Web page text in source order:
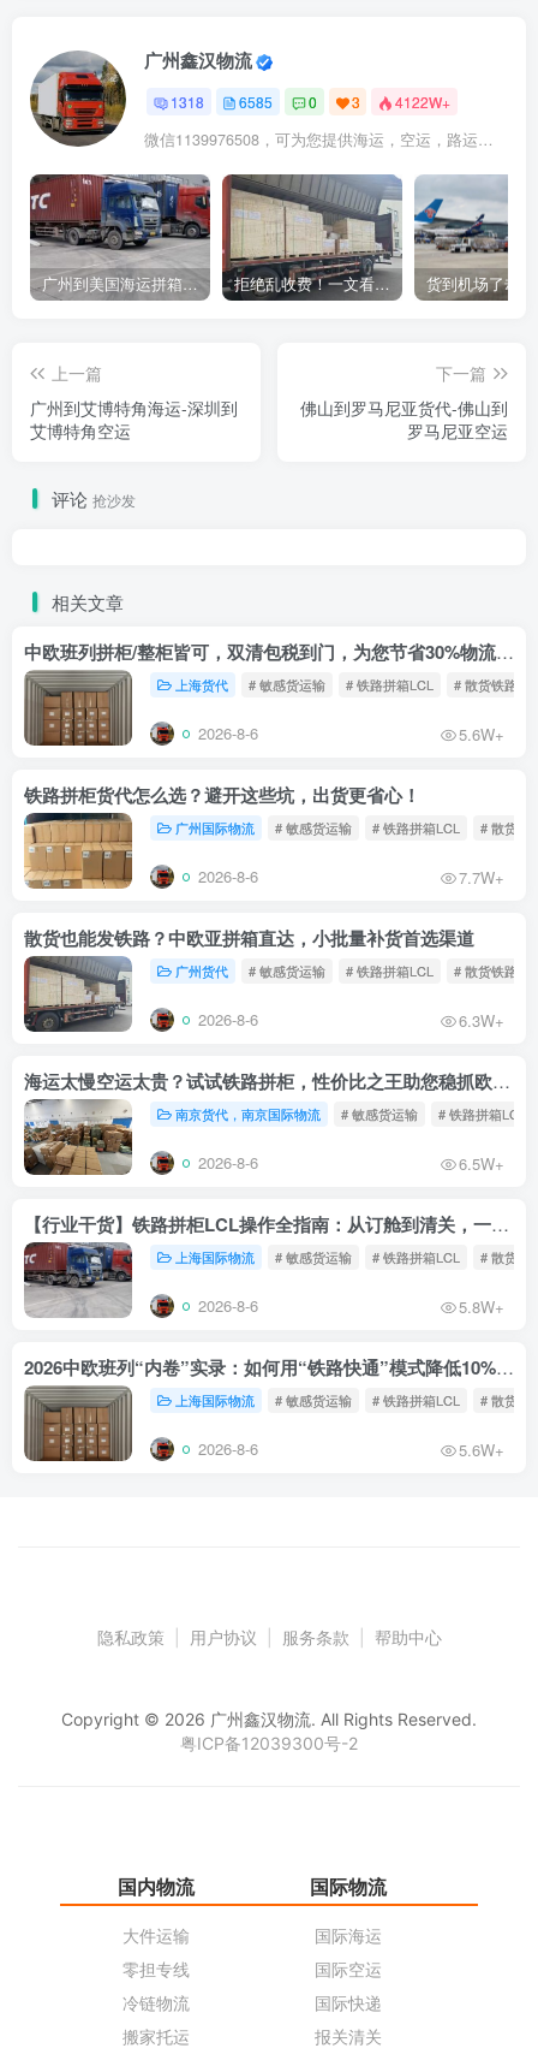
广州鑫汉物流
1318 6585 0 3 4122W+
微信1139976508，可为您提供海运，空运，路运，铁路运输
广州到美国海运拼箱多少钱？2024年最新运费构成+隐藏费用避坑指南 拒绝乱收费！一文看懂中国货代计费套路，教你避开所有隐形坑
上一篇
广州到艾博特角海运-深圳到
艾博特角空运
下一篇
佛山到罗马尼亚货代-佛山到
罗马尼亚空运
评论 抢沙发
相关文章
中欧班列拼柜/整柜皆可，双清包税到门，为您节省30%物流成本！
上海货代 # 敏感货运输 # 铁路拼箱LCL # 散货铁路
2026-8-6 5.6W+
铁路拼柜货代怎么选？避开这些坑，出货更省心！
广州国际物流 # 敏感货运输 # 铁路拼箱LCL # 散货铁
2026-8-6 7.7W+
散货也能发铁路？中欧亚拼箱直达，小批量补货首选渠道
广州货代 # 敏感货运输 # 铁路拼箱LCL # 散货铁路
2026-8-6 6.3W+
海运太慢空运太贵？试试铁路拼柜，性价比之王助您稳抓欧洲市场
南京货代，南京国际物流 # 敏感货运输 # 铁路拼箱LCL
2026-8-6 6.5W+
【行业干货】铁路拼柜LCL操作全指南：从订舱到清关，一文读懂
上海国际物流 # 敏感货运输 # 铁路拼箱LCL # 散货铁
2026-8-6 5.8W+
2026中欧班列“内卷”实录：如何用“铁路快通”模式降低10%物流成本？
上海国际物流 # 敏感货运输 # 铁路拼箱LCL # 散货铁
2026-8-6 5.6W+
隐私政策 用户协议 服务条款 帮助中心
Copyright © 2026 广州鑫汉物流. All Rights Reserved.
粤ICP备12039300号-2
国内物流
大件运输
零担专线
冷链物流
搬家托运
国际物流
国际海运
国际空运
国际快递
报关清关